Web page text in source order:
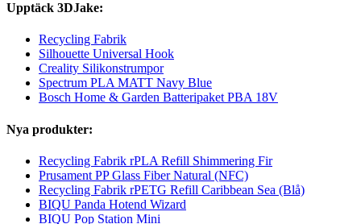
Upptäck 3DJake:
Recycling Fabrik
Silhouette Universal Hook
Creality Silikonstrumpor
Spectrum PLA MATT Navy Blue
Bosch Home & Garden Batteripaket PBA 18V
Nya produkter:
Recycling Fabrik rPLA Refill Shimmering Fir
Prusament PP Glass Fiber Natural (NFC)
Recycling Fabrik rPETG Refill Caribbean Sea (Blå)
BIQU Panda Hotend Wizard
BIQU Pop Station Mini